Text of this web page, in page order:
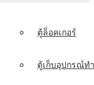
ตู้ล็อคเกอร์
ตู้เก็บอุปกรณ์ท